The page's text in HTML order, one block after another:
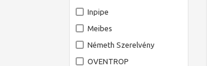
Inpipe
Meibes
Németh Szerelvény
OVENTROP